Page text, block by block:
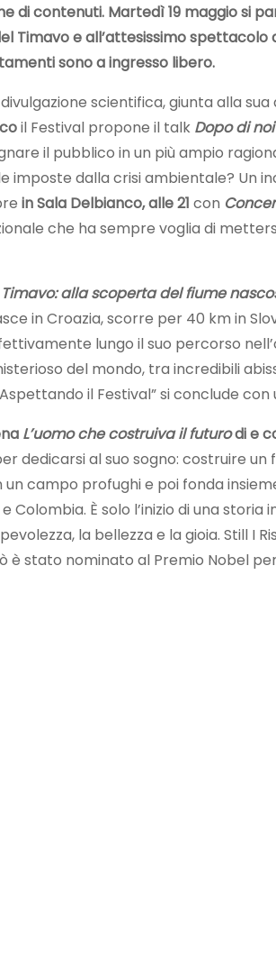
contenuti. Martedì 19 maggio si
Timavo e all’attesissimo spettacolo
sono a ingresso libero.
scientifica, giunta alla
il Festival propone il talk Dopo di
il pubblico in un più ampio
imposte dalla crisi ambientale? Un
in Sala Delbianco, alle 21 con
che ha sempre voglia di
Timavo: alla scoperta del fiume
in Croazia, scorre per 40 km in
lungo il suo percorso
del mondo, tra incredibili
il Festival” si conclude
L’uomo che costruiva il futurodi e
dedicarsi al suo sogno: costruire
campo profughi e poi fonda
Colombia. È solo l’inizio di una
la bellezza e la gioia. Still I
stato nominato al Premio Nobel